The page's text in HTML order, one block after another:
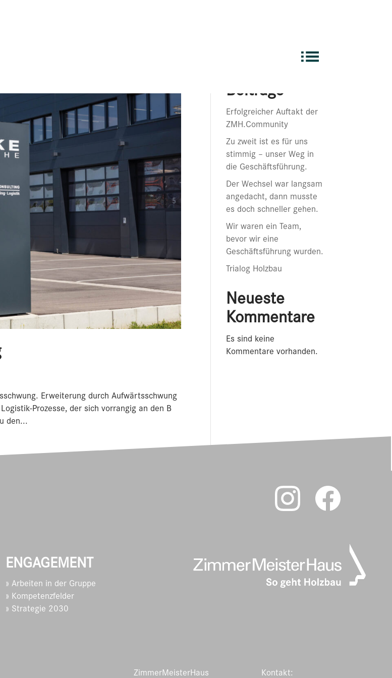
Erweiterung durch Aufwärtsschwung
Prozesse, der sich vorrangig an den B
den...
Beiträge
Erfolgreicher Auftakt der
ZMH.Community
Zu zweit ist es für uns
stimmig – unser Weg in
die Geschäftsführung.
Der Wechsel war langsam
angedacht, dann musste
es doch schneller gehen.
Wir waren ein Team,
bevor wir eine
Geschäftsführung wurden.
Trialog Holzbau
Neueste
Kommentare
Es sind keine
Kommentare vorhanden.
ENGAGEMENT
» Arbeiten in der Gruppe
» Kompetenzfelder
» Strategie 2030
Player
ZimmerMeisterHaus Kontakt: